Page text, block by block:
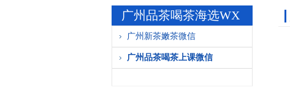
广州品茶喝茶海选WX
广州新茶嫩茶微信
广州品茶喝茶上课微信